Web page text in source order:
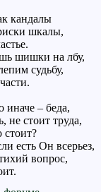
кандалы
шкалы,
шишки на лбу,
судьбу,
иначе – беда,
не стоит труда,
стоит?
есть Он всерьез,
вопрос,